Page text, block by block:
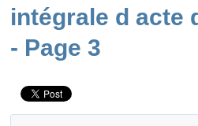
intégrale d acte
- Page 3